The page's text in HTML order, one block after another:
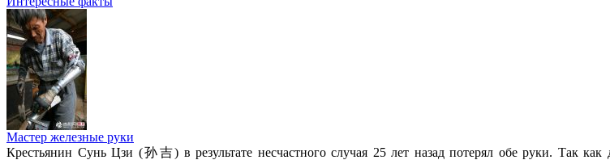
Мастер железные руки
Крестьянин Сунь Цзи (孙吉) в результате несчастного случая 25 лет назад потерял обе руки. Так